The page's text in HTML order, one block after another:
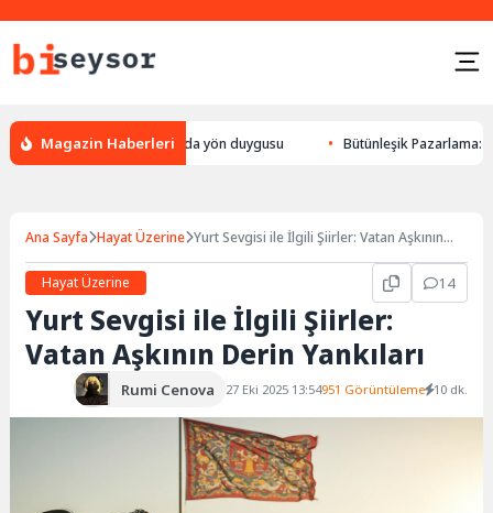
Magazin Haberleri
hayvanlarda yön duygusu Bütünleşik Pazarlama: Markalarla
Ana Sayfa Hayat Üzerine Yurt Sevgisi ile İlgili Şiirler: Vatan Aşkının
Hayat Üzerine
14
Yurt Sevgisi ile İlgili Şiirler:
Vatan Aşkının Derin Yankıları
Rumi Cenova 27 Eki 2025 13:54951 Görüntüleme 10 dk.